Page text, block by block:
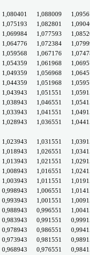
1,080401 1,088009
1,075193 1,082801
1,069984 1,077593
1,064776 1,072384
1,059568 1,067176
1,054359 1,061968
1,049359 1,056968
1,044359 1,051968
1,043943 1,051551
1,038943 1,046551
1,033943 1,041551
1,028943 1,036551
1,023943 1,031551
1,018943 1,026551
1,013943 1,021551
1,008943 1,016551
1,003943 1,011551
0,998943 1,006551
0,993943 1,001551
0,988943 0,996551
0,983943 0,991551
0,978943 0,986551
0,973943 0,981551
0,968943 0,976551